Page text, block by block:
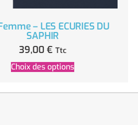
– LES ECURIES DU
SAPHIR
39,00€ Ttc
Choix des options